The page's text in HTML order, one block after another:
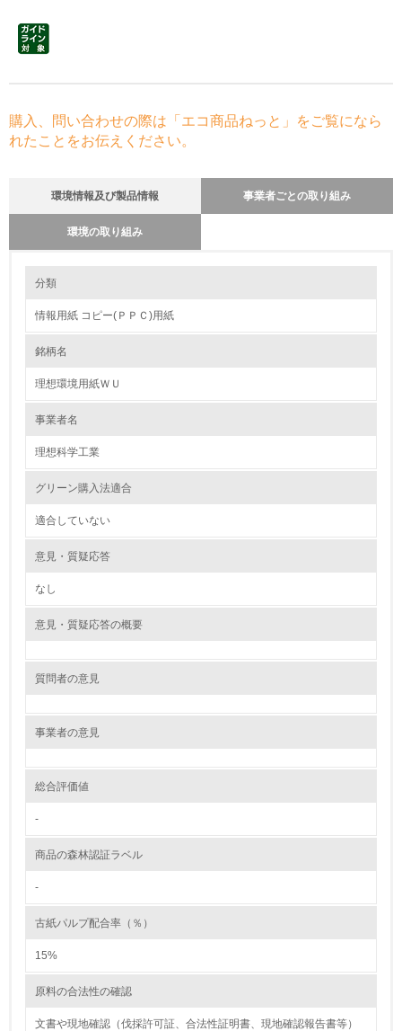
購入、問い合わせの際は「エコ商品ねっと」をご覧になら
れたことをお伝えください。
環境情報及び製品情報 事業者ごとの取り組み
環境の取り組み
1.環境取り組み体制
従業員が環境方針に基づいて自分の業務の中で行うべき環
境対策を理解し、実践している
環境活動に関する規格やプログラムを導入している
第三者認証を取得している
分類
情報用紙 コピー(ＰＰＣ)用紙
銘柄名
理想環境用紙ＷＵ
事業者名
理想科学工業
グリーン購入法適合
適合していない
意見・質疑応答
なし
意見・質疑応答の概要
質問者の意見
事業者の意見
総合評価値
-
商品の森林認証ラベル
-
古紙パルプ配合率（％）
15%
原料の合法性の確認
文書や現地確認（伐採許可証、合法性証明書、現地確認報告書等）